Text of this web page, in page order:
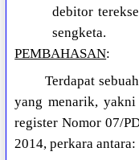
debitor
sengketa.
PEMBAHASAN:
Terdapat
yang menarik,
register Nomor 07/
2014, perkara antara: